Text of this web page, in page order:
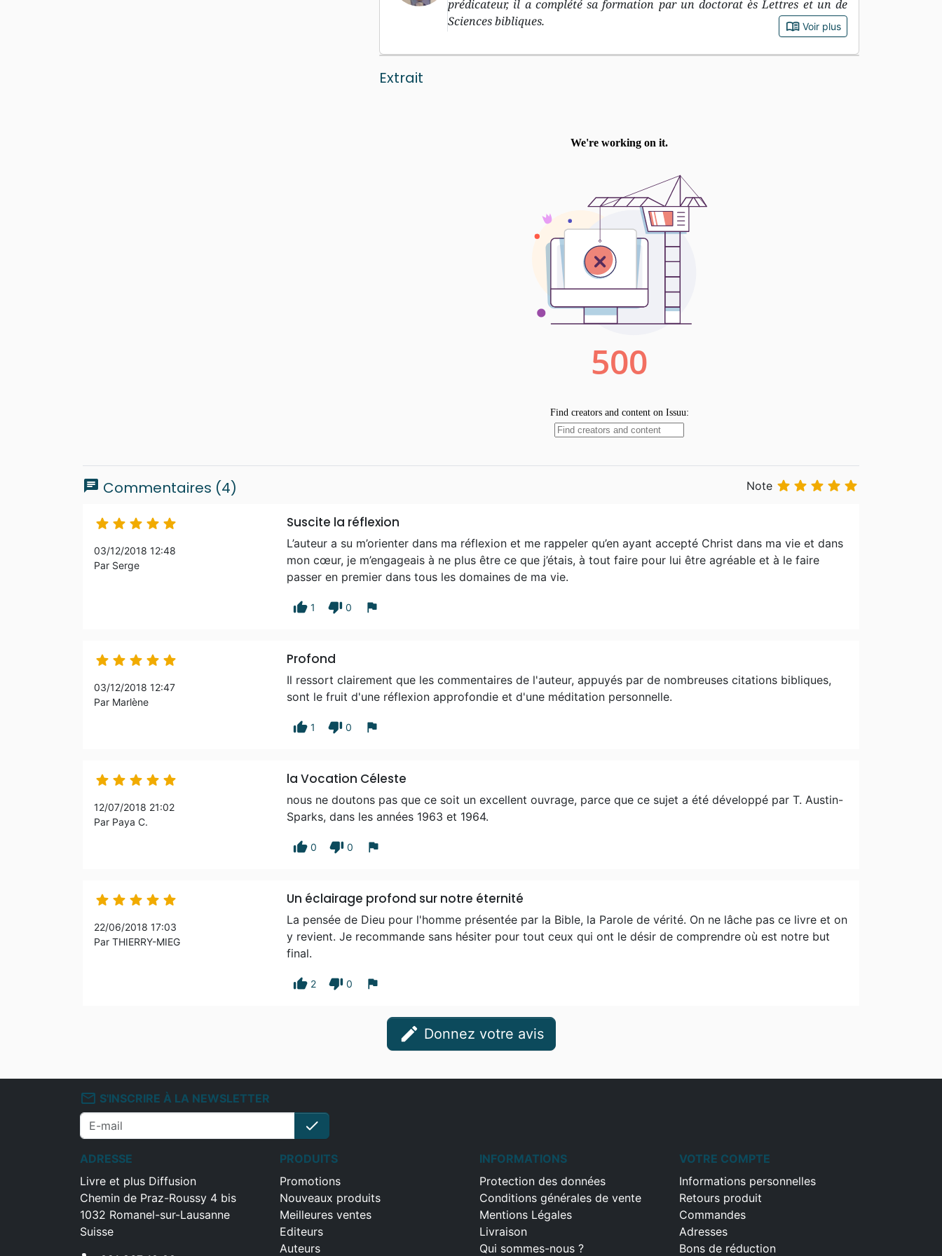
prédicateur, il a complété sa formation par un doctorat ès Lettres et un de
Sciences bibliques.
book_open Voir plus
Extrait
chat Commentaires (4) Note     
    
03/12/2018 12:48
Par Serge
Suscite la réflexion
L’auteur a su m’orienter dans ma réflexion et me rappeler qu’en ayant accepté Christ dans ma vie et dans
mon cœur, je m’engageais à ne plus être ce que j’étais, à tout faire pour lui être agréable et à le faire
passer en premier dans tous les domaines de ma vie.
thumb_up 1 thumb_down 0 flag
    
03/12/2018 12:47
Par Marlène
Profond
Il ressort clairement que les commentaires de l'auteur, appuyés par de nombreuses citations bibliques,
sont le fruit d'une réflexion approfondie et d'une méditation personnelle.
thumb_up 1 thumb_down 0 flag
    
12/07/2018 21:02
Par Paya C.
la Vocation Céleste
nous ne doutons pas que ce soit un excellent ouvrage, parce que ce sujet a été développé par T. Austin-
Sparks, dans les années 1963 et 1964.
thumb_up 0 thumb_down 0 flag
    
22/06/2018 17:03
Par THIERRY-MIEG
Un éclairage profond sur notre éternité
La pensée de Dieu pour l'homme présentée par la Bible, la Parole de vérité. On ne lâche pas ce livre et on
y revient. Je recommande sans hésiter pour tout ceux qui ont le désir de comprendre où est notre but
final.
thumb_up 2 thumb_down 0 flag
edit Donnez votre avis
mail_outline S'INSCRIRE À LA NEWSLETTER
check
ADRESSE
Livre et plus Diffusion
Chemin de Praz-Roussy 4 bis
1032 Romanel-sur-Lausanne
Suisse
PRODUITS
Promotions
Nouveaux produits
Meilleures ventes
Editeurs
Auteurs
INFORMATIONS
Protection des données
Conditions générales de vente
Mentions Légales
Livraison
Qui sommes-nous ?
VOTRE COMPTE
Informations personnelles
Retours produit
Commandes
Adresses
Bons de réduction